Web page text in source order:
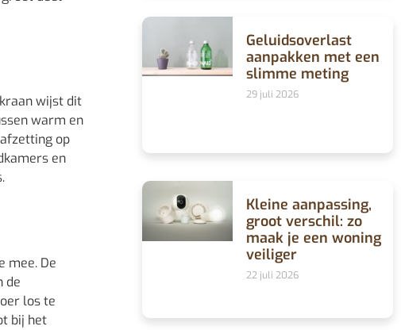
wijst dit
warm en
op
en
mee. De
de
los te
bij het
Geluidsoverlast
aanpakken met een
slimme meting
29 juli 2026
Kleine aanpassing,
groot verschil: zo
maak je een woning
veiliger
22 juli 2026